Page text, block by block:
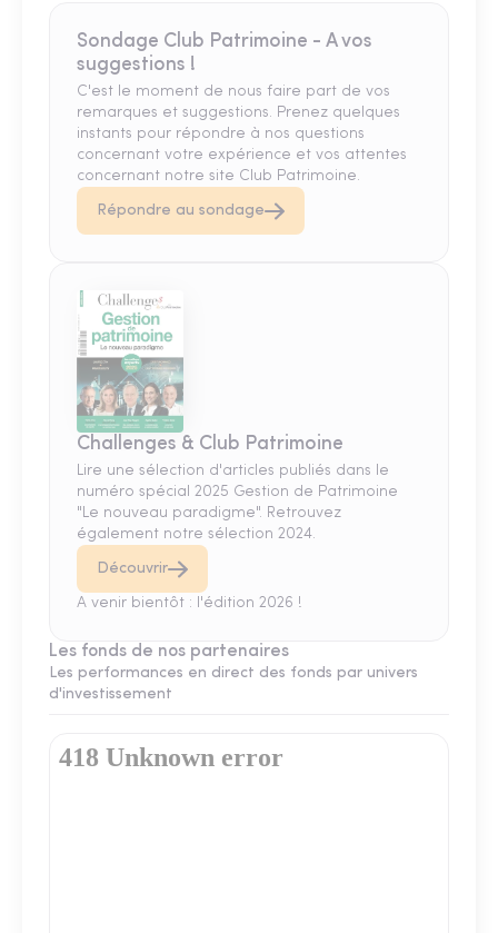
Sondage Club Patrimoine - A vos
suggestions !
C'est le moment de nous faire part de vos
remarques et suggestions. Prenez quelques
instants pour répondre à nos questions
concernant votre expérience et vos attentes
concernant notre site Club Patrimoine.
Répondre au sondage
Challenges & Club Patrimoine
Lire une sélection d'articles publiés dans le
numéro spécial 2025 Gestion de Patrimoine
"Le nouveau paradigme". Retrouvez
également notre sélection 2024.
Découvrir
A venir bientôt : l'édition 2026 !
Les fonds de nos partenaires
Les performances en direct des fonds par univers
d'investissement